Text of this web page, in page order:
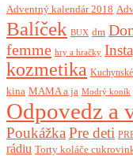
Adventný kalendár 2018
Balíček BUX dm
femme hry a hračky
kozmetika
kina MAMA a ja Modrý koník
Odpovedz a
Poukážka Pre deti
rádiu Torty koláče